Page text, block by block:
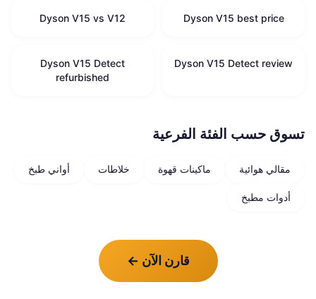
Dyson V15 best price
Dyson V15 vs V12
Dyson V15 Detect review
Dyson V15 Detect
refurbished
تسوق حسب الفئة الفرعية
مقالي هوائية ماكينات قهوة خلاطات أواني طبخ
أدوات مطبخ
قارن الآن ←